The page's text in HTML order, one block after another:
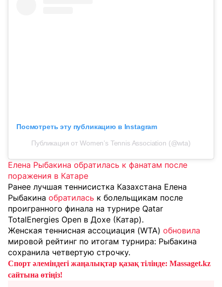
Посмотреть эту публикацию в Instagram
Публикация от Women’s Tennis Association (@wta)
Елена Рыбакина обратилась к фанатам после
поражения в Катаре
Ранее лучшая теннисистка Казахстана Елена
Рыбакина обратилась к болельщикам после
проигранного финала на турнире Qatar
TotalEnergies Open в Дохе (Катар).
Женская теннисная ассоциация (WTA) обновила
мировой рейтинг по итогам турнира: Рыбакина
сохранила четвертую строчку.
Спорт әлеміндегі жаңалықтар қазақ тілінде: Massaget.kz
сайтына өтіңіз!